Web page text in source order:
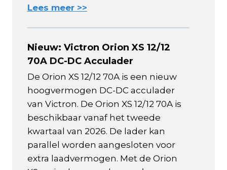
Lees meer >>
Nieuw: Victron Orion XS 12/12
70A DC-DC Acculader
De Orion XS 12/12 70A is een nieuw
hoogvermogen DC-DC acculader
van Victron. De Orion XS 12/12 70A is
beschikbaar vanaf het tweede
kwartaal van 2026. De lader kan
parallel worden aangesloten voor
extra laadvermogen. Met de Orion